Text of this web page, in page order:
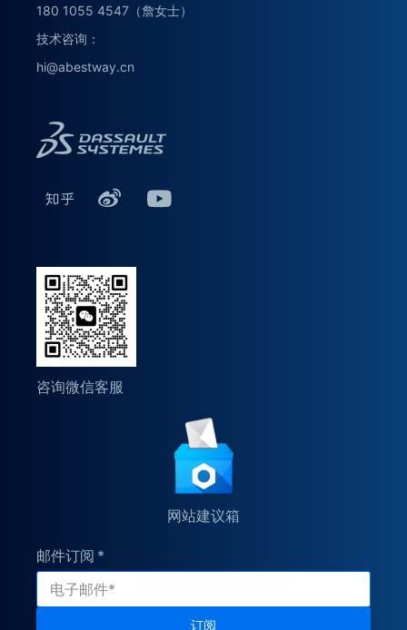
180 1055 4547（詹女士）
技术咨询：
hi@abestway.cn
咨询微信客服
网站建议箱
邮件订阅
订阅